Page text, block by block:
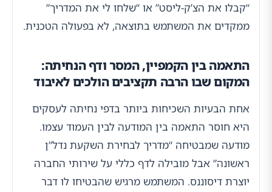
“קבלו את הצ’ק-ליסט” או “שלחו לי את המדריך”
ממקדים את המשתמש בתוצאה, לא בפעולה הטכנית.
התאמה בין הקמפיין, המסר ודף הנחיתה:
המקום שבו הרבה תקציבים הולכים לאיבוד
אחת הבעיות השכיחות ביותר בדפי נחיתה לעסקים
היא חוסר התאמה בין המודעה לבין העמוד עצמו.
מודעה שמבטיחה “מדריך לבחירת השקעת נדל”ן
ראשונה” אבל מובילה לדף כללי על שירותי החברה
יוצרת דיסוננס. המשתמש מרגיש שהבטיחו לו דבר